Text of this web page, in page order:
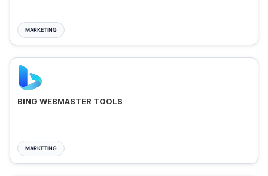
MARKETING
BING WEBMASTER TOOLS
MARKETING